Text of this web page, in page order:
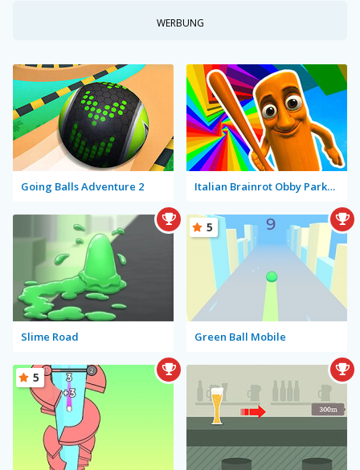
WERBUNG
Going Balls Adventure 2 Italian Brainrot Obby Parkour
Slime Road Green Ball Mobile
5
5